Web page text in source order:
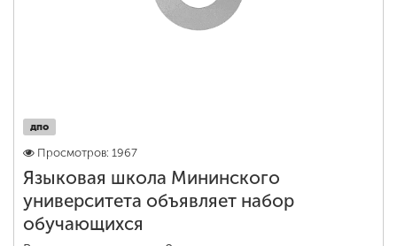
дпо
Просмотров: 1967
Языковая школа Мининского
университета объявляет набор
обучающихся